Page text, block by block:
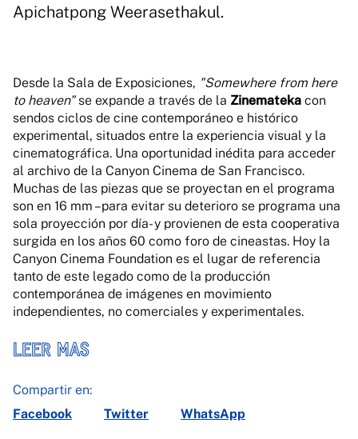
Apichatpong Weerasethakul.
Desde la Sala de Exposiciones, "Somewhere from here
to heaven"se expande a través de la Zinemateka con
sendos ciclos de cine contemporáneo e histórico
experimental, situados entre la experiencia visual y la
cinematográfica. Una oportunidad inédita para acceder
al archivo de la Canyon Cinema de San Francisco.
Muchas de las piezas que se proyectan en el programa
son en 16 mm –para evitar su deterioro se programa una
sola proyección por día- y provienen de esta cooperativa
surgida en los años 60 como foro de cineastas. Hoy la
Canyon Cinema Foundation es el lugar de referencia
tanto de este legado como de la producción
contemporánea de imágenes en movimiento
independientes, no comerciales y experimentales.
LEER MAS
Compartir en:
Facebook
Twitter WhatsApp